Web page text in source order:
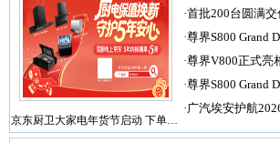
京东厨卫大家电年货节启动 下单…
·首批200台圆满
·尊界S800 Grand
·尊界V800正式亮
·尊界S800 Grand
·广汽埃安护航